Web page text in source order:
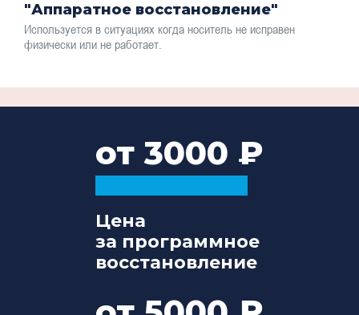
"Аппаратное восстановление"
Используется в ситуациях когда носитель не исправен
физически или не работает.
от 3000
Цена
за программное
восстановление